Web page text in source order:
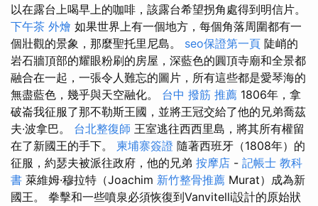
以在露台上喝早上的咖啡，該露台希望拐角處得到明信片。
下午茶 外燴 如果世界上有一個地方，每個角落周圍都有一
個壯觀的景象，那麼聖托里尼島。 seo保證第一頁 陡峭的
岩石牆頂部的耀眼粉刷的房屋，深藍色的圓頂寺廟和全景都
融合在一起，一張​​令人難忘的圖片，所有這些都是愛琴海的
無盡藍色，幾乎與天空融化。 台中 撥筋 推薦 1806年，拿
破崙我征服了那不勒斯王國，並將王冠交給了他的兄弟喬茲
夫·波拿巴。 台北整復師 王室逃往西西里島，將其所有權留
在了新國王的手下。 柬埔寨簽證 隨著西班牙（1808年）的
征服，約瑟夫被派往政府，他的兄弟 按摩店 - 記帳士 教科
書 萊維姆·穆拉特（Joachim 新竹整骨推薦 Murat）成為新
國王。 拳擊和一些噴泉必須恢復到Vanvitelli設計的原始狀